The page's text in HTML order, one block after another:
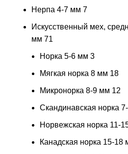
Нерпа 4-7 мм 7
Искусственный мех,
мм 71
Норка 5-6 мм 3
Мягкая норка 8 мм 18
Микронорка 8-9 мм 12
Скандинавская норка
Норвежская норка 11-
Канадская норка 15-18